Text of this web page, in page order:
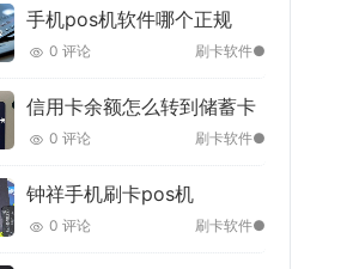
手机pos机软件哪个正规
0 评论 刷卡软件●
信用卡余额怎么转到储蓄卡
0 评论 刷卡软件●
钟祥手机刷卡pos机
0 评论 刷卡软件●